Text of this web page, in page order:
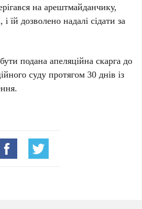
на арештмайданчику,
їй дозволено надалі сідати за
подана апеляційна скарга до
суду протягом 30 днів із